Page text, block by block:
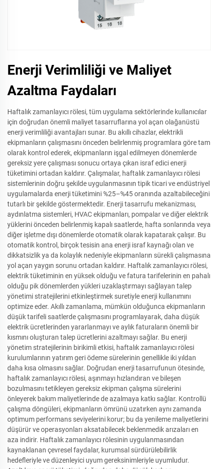
Enerji Verimliliği ve Maliyet
Azaltma Faydaları
Haftalık zamanlayıcı rölesi, tüm uygulama sektörlerinde kullanıcılar
için doğrudan önemli maliyet tasarruflarına yol açan olağanüstü
enerji verimliliği avantajları sunar. Bu akıllı cihazlar, elektrikli
ekipmanların çalışmasını önceden belirlenmiş programlara göre tam
olarak kontrol ederek, ekipmanların işgal edilmeyen dönemlerde
gereksiz yere çalışması sonucu ortaya çıkan israf edici enerji
tüketimini ortadan kaldırır. Çalışmalar, haftalık zamanlayıcı rölesi
sistemlerinin doğru şekilde uygulanmasının tipik ticari ve endüstriyel
uygulamalarda enerji tüketimini %25–%45 oranında azaltabileceğini
tutarlı bir şekilde göstermektedir. Enerji tasarrufu mekanizması,
aydınlatma sistemleri, HVAC ekipmanları, pompalar ve diğer elektrik
yüklerini önceden belirlenmiş kapalı saatlerde, hafta sonlarında veya
diğer işletme dışı dönemlerde otomatik olarak kapatarak çalışır. Bu
otomatik kontrol, birçok tesisin ana enerji israf kaynağı olan ve
dikkatsizlik ya da kolaylık nedeniyle ekipmanların sürekli çalışmasına
yol açan yaygın sorunu ortadan kaldırır. Haftalık zamanlayıcı rölesi,
elektrik tüketiminin en yüksek olduğu ve fatura tarifelerinin en pahalı
olduğu pik dönemlerden yükleri uzaklaştırmayı sağlayan talep
yönetimi stratejilerini etkinleştirmek suretiyle enerji kullanımını
optimize eder. Akıllı zamanlama, mümkün olduğunca ekipmanların
düşük tarifeli saatlerde çalışmasını programlayarak, daha düşük
elektrik ücretlerinden yararlanmayı ve aylık faturaların önemli bir
kısmını oluşturan talep ücretlerini azaltmayı sağlar. Bu enerji
yönetim stratejilerinin birikimli etkisi, haftalık zamanlayıcı rölesi
kurulumlarının yatırım geri ödeme sürelerinin genellikle iki yıldan
daha kısa olmasını sağlar. Doğrudan enerji tasarrufunun ötesinde,
haftalık zamanlayıcı rölesi, aşınmayı hızlandıran ve bileşen
bozulmasını tetikleyen gereksiz ekipman çalışma sürelerini
önleyerek bakım maliyetlerinde de azalmaya katkı sağlar. Kontrollü
çalışma döngüleri, ekipmanların ömrünü uzatırken aynı zamanda
optimum performans seviyelerini korur; bu da yenileme maliyetlerini
düşürür ve operasyonları aksatabilecek beklenmedik arızaları en
aza indirir. Haftalık zamanlayıcı rölesinin uygulanmasından
kaynaklanan çevresel faydalar, kurumsal sürdürülebilirlik
hedefleriyle ve düzenleyici uyum gereksinimleriyle uyumludur.